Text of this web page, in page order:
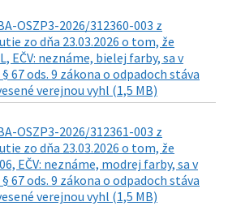
OSZP3-2026/312360-003 z
zo dňa 23.03.2026 o tom, že
EČV: neznáme, bielej farby, sa v
67 ods. 9 zákona o odpadoch stáva
verejnou vyhl (1,5 MB)
OSZP3-2026/312361-003 z
zo dňa 23.03.2026 o tom, že
EČV: neznáme, modrej farby, sa v
67 ods. 9 zákona o odpadoch stáva
verejnou vyhl (1,5 MB)